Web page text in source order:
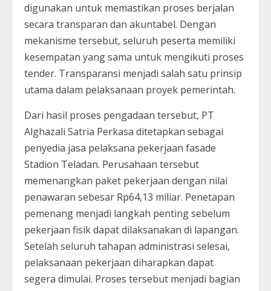
digunakan untuk memastikan proses berjalan
secara transparan dan akuntabel. Dengan
mekanisme tersebut, seluruh peserta memiliki
kesempatan yang sama untuk mengikuti proses
tender. Transparansi menjadi salah satu prinsip
utama dalam pelaksanaan proyek pemerintah.
Dari hasil proses pengadaan tersebut, PT
Alghazali Satria Perkasa ditetapkan sebagai
penyedia jasa pelaksana pekerjaan fasade
Stadion Teladan. Perusahaan tersebut
memenangkan paket pekerjaan dengan nilai
penawaran sebesar Rp64,13 miliar. Penetapan
pemenang menjadi langkah penting sebelum
pekerjaan fisik dapat dilaksanakan di lapangan.
Setelah seluruh tahapan administrasi selesai,
pelaksanaan pekerjaan diharapkan dapat
segera dimulai. Proses tersebut menjadi bagian